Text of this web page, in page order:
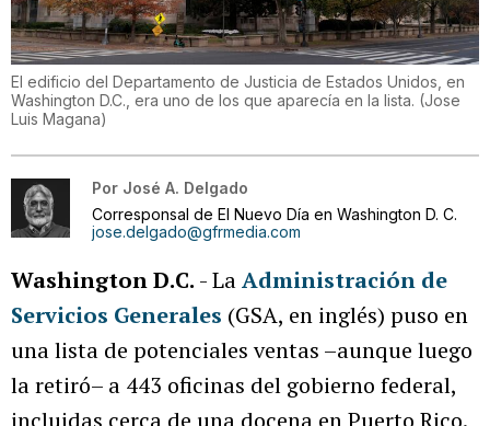
El edificio del Departamento de Justicia de Estados Unidos, en
Washington D.C., era uno de los que aparecía en la lista. (Jose
Luis Magana)
Por José A. Delgado
Corresponsal de El Nuevo Día en Washington D. C.
jose.delgado@gfrmedia.com
Washington D.C. - LaAdministración de
Servicios Generales (GSA, en inglés) puso en
una lista de potenciales ventas –aunque luego
la retiró– a 443 oficinas del gobierno federal,